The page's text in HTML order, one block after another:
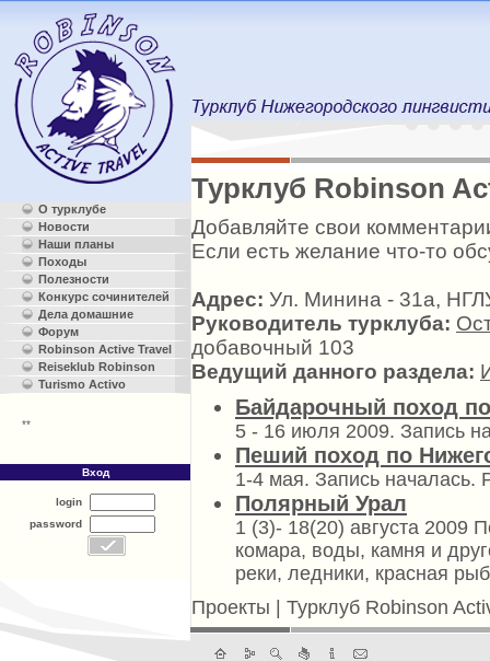
О турклубе
Новости
Наши планы
Походы
Полезности
Конкурс сочинителей
Дела домашние
Форум
Robinson Active Travel
Reiseklub Robinson
Turismo Activo
**
Турклуб Robinson
Добавляйте свои
Если есть желание что-то
Адрес: Ул. Минина - 31а,
Руководитель турклуба:
добавочный 103
Ведущий данного раздела:
Байдарочный поход
5 - 16 июля 2009. Запись
Пеший поход по
1-4 мая. Запись началась.
Полярный Урал
1 (3)- 18(20) августа 2009
комара, воды, камня и
реки, ледники, красная
Проекты
Турклуб Robinson
Вход
login
password